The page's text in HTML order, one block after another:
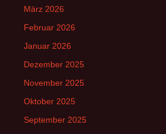
März 2026
Februar 2026
Januar 2026
Dezember 2025
November 2025
Oktober 2025
September 2025